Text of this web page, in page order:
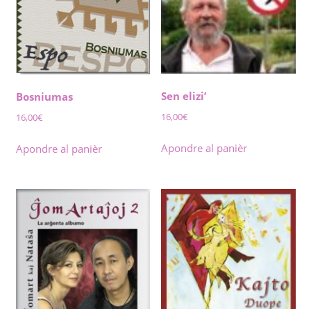
Bosniumas
16,00€
Apondre al panièr
Sen elizi’
16,00€
Apondre al panièr